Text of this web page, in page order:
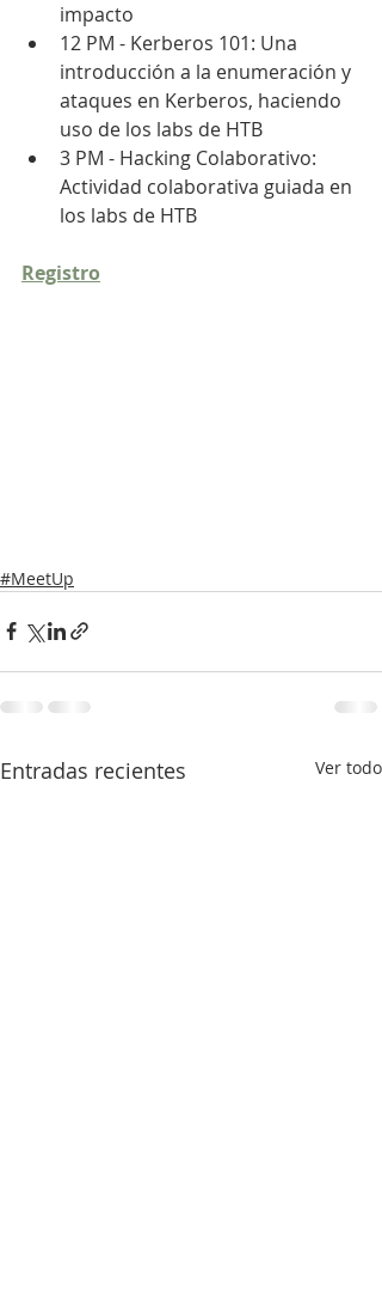
impacto
12 PM - Kerberos 101: Una
introducción a la enumeración y
ataques en Kerberos, haciendo
uso de los labs de HTB
3 PM - Hacking Colaborativo:
Actividad colaborativa guiada en
los labs de HTB
Registro
#MeetUp
Entradas recientes Ver todo